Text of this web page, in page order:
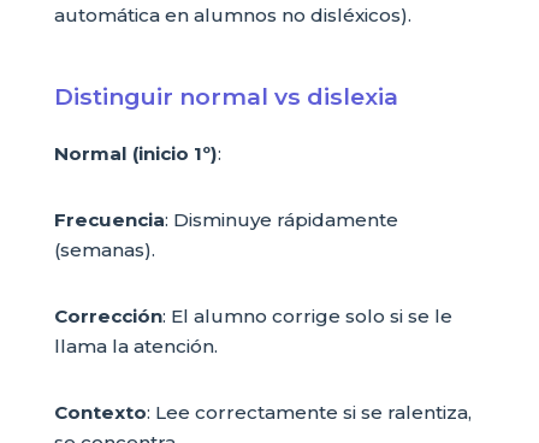
automática en alumnos no disléxicos).
Distinguir normal vs dislexia
Normal (inicio 1º):
Frecuencia: Disminuye rápidamente
(semanas).
Corrección: El alumno corrige solo si se le
llama la atención.
Contexto: Lee correctamente si se ralentiza,